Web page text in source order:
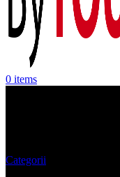
0 items
Categorii